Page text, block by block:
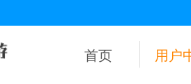
首页 用户